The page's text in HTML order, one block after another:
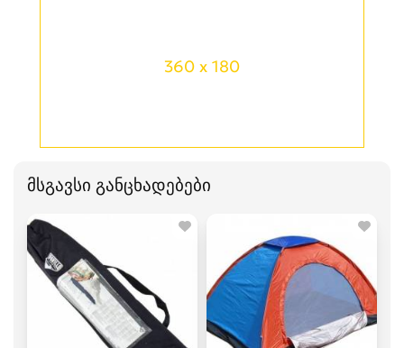
360 x 180
მსგავსი განცხადებები